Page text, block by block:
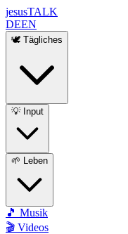
jesusTALK
DEEN
🕊️ Tägliches
💡 Input
🌱 Leben
🎵 Musik
🎬 Videos